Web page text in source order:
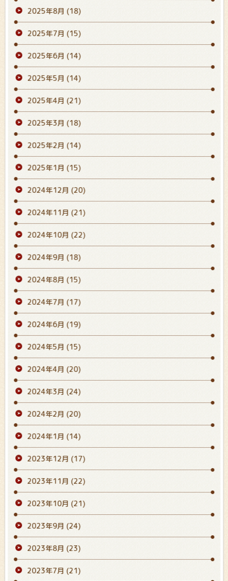
2025年8月 (18)
2025年7月 (15)
2025年6月 (14)
2025年5月 (14)
2025年4月 (21)
2025年3月 (18)
2025年2月 (14)
2025年1月 (15)
2024年12月 (20)
2024年11月 (21)
2024年10月 (22)
2024年9月 (18)
2024年8月 (15)
2024年7月 (17)
2024年6月 (19)
2024年5月 (15)
2024年4月 (20)
2024年3月 (24)
2024年2月 (20)
2024年1月 (14)
2023年12月 (17)
2023年11月 (22)
2023年10月 (21)
2023年9月 (24)
2023年8月 (23)
2023年7月 (21)